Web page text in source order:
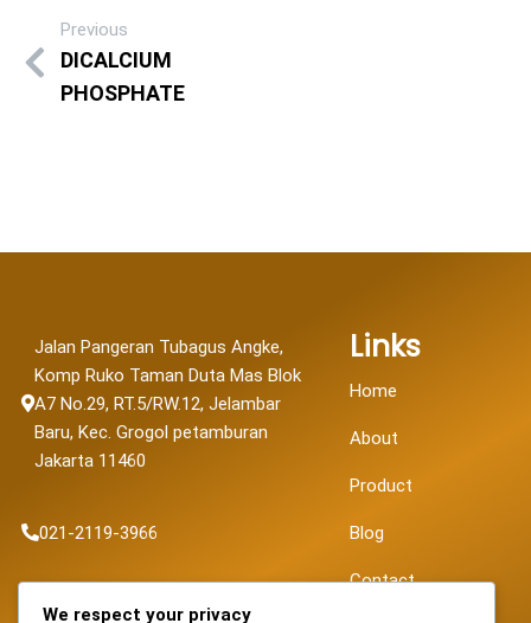
Previous
DICALCIUM
PHOSPHATE
Jalan Pangeran Tubagus Angke,
Komp Ruko Taman Duta Mas Blok
A7 No.29, RT.5/RW.12, Jelambar
Baru, Kec. Grogol petamburan
Jakarta 11460
021-2119-3966
sales@fortunapancaransakti.com
Links
Home
About
Product
Blog
Contact
We respect your privacy